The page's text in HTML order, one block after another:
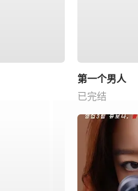
第一个男人
已完结